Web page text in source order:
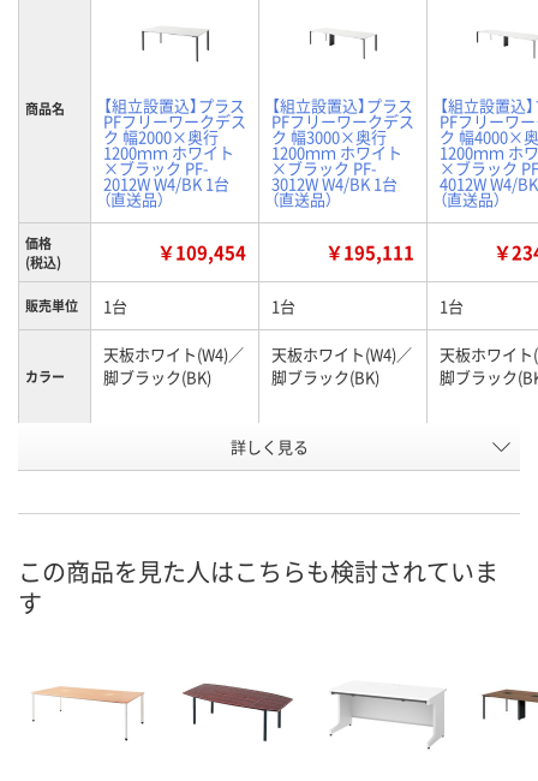
商品名 【組立設置込】プラス
PFフリーワークデス
ク 幅2000×奥行
1200ｍｍ ホワイト
×ブラック PF-
2012W W4/BK 1台
（直送品）
【組立設置込】プラス
PFフリーワークデス
ク 幅3000×奥行
1200ｍｍ ホワイト
×ブラック PF-
3012W W4/BK 1台
（直送品）
【組立設置込
PFフリーワ
ク 幅4000×
1200ｍｍ ホ
×ブラック
4012W W4/
（直送品）
価格
(税込)
￥109,454 ￥195,111 ￥
販売単位 1台 1台 1台
カラー
天板ホワイト(W4)／
脚ブラック(BK)
天板ホワイト(W4)／
脚ブラック(BK)
天板ホワイト
脚ブラック
1200×高さ720mm
幅3000×奥行
1200×高さ720mm
幅4000×奥行
1200×高さ
お申込番
在庫 直送品 直送品 直送品
数量
カゴへ
数量
詳しく見る
この商品を見た人はこちらも検討されていま
す